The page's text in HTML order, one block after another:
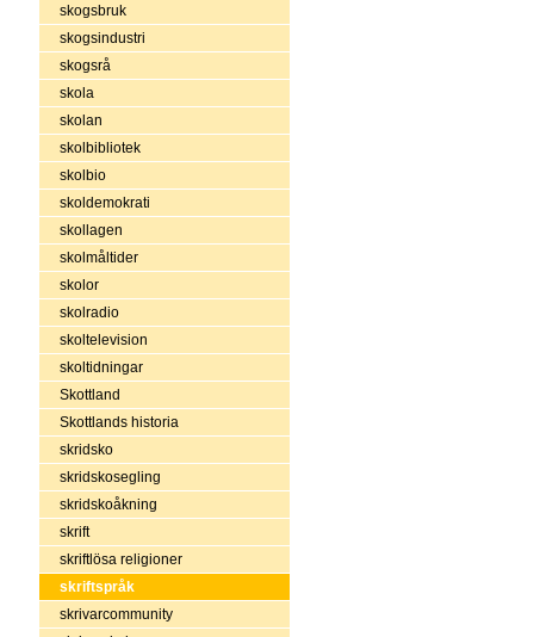
skogsbruk
skogsindustri
skogsrå
skola
skolan
skolbibliotek
skolbio
skoldemokrati
skollagen
skolmåltider
skolor
skolradio
skoltelevision
skoltidningar
Skottland
Skottlands historia
skridsko
skridskosegling
skridskoåkning
skrift
skriftlösa religioner
skriftspråk
skrivarcommunity